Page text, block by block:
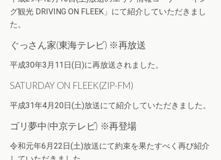
グ観光 DRIVING ON FLEEK」にて紹介していただきまし
た。
ぐっさん家(東海テレビ) ※再放送
平成30年3月11日(日)に再放送されました。
SATURDAY ON FLEEK(ZIP-FM)
平成31年4月20日(土)放送にて紹介していただきました。
ゴリ夢中(中京テレビ) ※再登場
令和元年6月22日(土)放送にて約束を果たすべく再び紹介